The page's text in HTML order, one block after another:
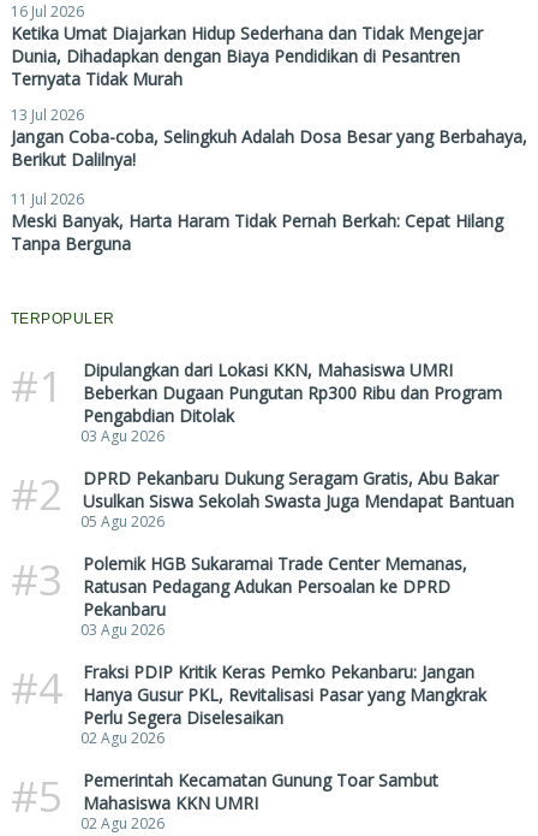
16 Jul 2026
Ketika Umat Diajarkan Hidup Sederhana dan Tidak Mengejar
Dunia, Dihadapkan dengan Biaya Pendidikan di Pesantren
Ternyata Tidak Murah
13 Jul 2026
Jangan Coba-coba, Selingkuh Adalah Dosa Besar yang Berbahaya,
Berikut Dalilnya!
11 Jul 2026
Meski Banyak, Harta Haram Tidak Pernah Berkah: Cepat Hilang
Tanpa Berguna
TERPOPULER
#1
Dipulangkan dari Lokasi KKN, Mahasiswa UMRI
Beberkan Dugaan Pungutan Rp300 Ribu dan Program
Pengabdian Ditolak
03 Agu 2026
#2
DPRD Pekanbaru Dukung Seragam Gratis, Abu Bakar
Usulkan Siswa Sekolah Swasta Juga Mendapat Bantuan
05 Agu 2026
#3
Polemik HGB Sukaramai Trade Center Memanas,
Ratusan Pedagang Adukan Persoalan ke DPRD
Pekanbaru
03 Agu 2026
#4
Fraksi PDIP Kritik Keras Pemko Pekanbaru: Jangan
Hanya Gusur PKL, Revitalisasi Pasar yang Mangkrak
Perlu Segera Diselesaikan
02 Agu 2026
#5
Pemerintah Kecamatan Gunung Toar Sambut
Mahasiswa KKN UMRI
02 Agu 2026